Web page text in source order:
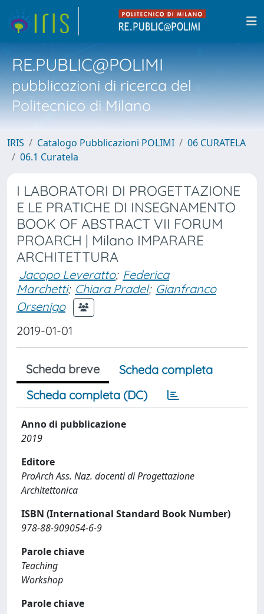
RE.PUBLIC@POLIMI
pubblicazioni di ricerca del
Politecnico di Milano
IRIS Catalogo Pubblicazioni POLIMI
06 CURATELA
06.1 Curatela
I LABORATORI DI PROGETTAZIONE
E LE PRATICHE DI INSEGNAMENTO
BOOK OF ABSTRACT VII FORUM
PROARCH | Milano IMPARARE
ARCHITETTURA
Jacopo Leveratto; Federica
Marchetti; Chiara Pradel; Gianfranco
Orsenigo
2019-01-01
Scheda breve
Scheda completa
Scheda completa (DC)
Anno di pubblicazione
2019
Editore
ProArch Ass. Naz. docenti di Progettazione
Architettonica
ISBN (International Standard Book Number)
978-88-909054-6-9
Parole chiave
Teaching
Workshop
Parole chiave